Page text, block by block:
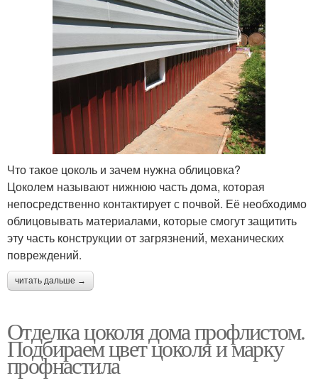
Что такое цоколь и зачем нужна облицовка?
Цоколем называют нижнюю часть дома, которая
непосредственно контактирует с почвой. Её необходимо
облицовывать материалами, которые смогут защитить
эту часть конструкции от загрязнений, механических
повреждений.
читать дальше →
Отделка цоколя дома профлистом.
Подбираем цвет цоколя и марку
профнастила